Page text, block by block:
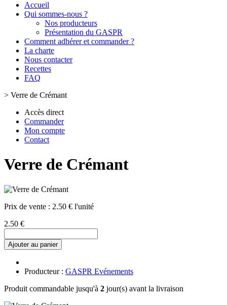
Accueil
Qui sommes-nous ?
Nos producteurs
Présentation du GASPR
Comment adhérer et commander ?
La charte
Nous contacter
Recettes
FAQ
> Verre de Crémant
Accès direct
Commander
Mon compte
Contact
Verre de Crémant
Prix de vente : 2.50 € l'unité
2.50 €
Ajouter au panier
Producteur : GASPR Evénements
Produit commandable jusqu'à 2 jour(s) avant la livraison